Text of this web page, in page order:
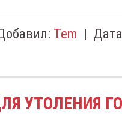
Tem |
УТОЛЕНИЯ